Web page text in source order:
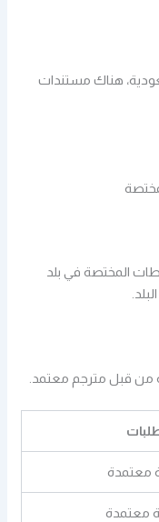
هناك مستندات
المختصة في بلد
من قبل مترجم معتمد.
معتمدة
معتمدة